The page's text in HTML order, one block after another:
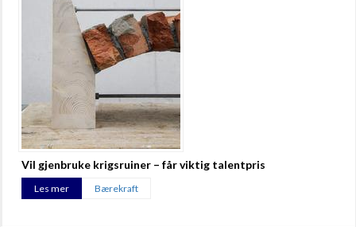
Vil gjenbruke krigsruiner – får viktig talentpris
Les mer Bærekraft